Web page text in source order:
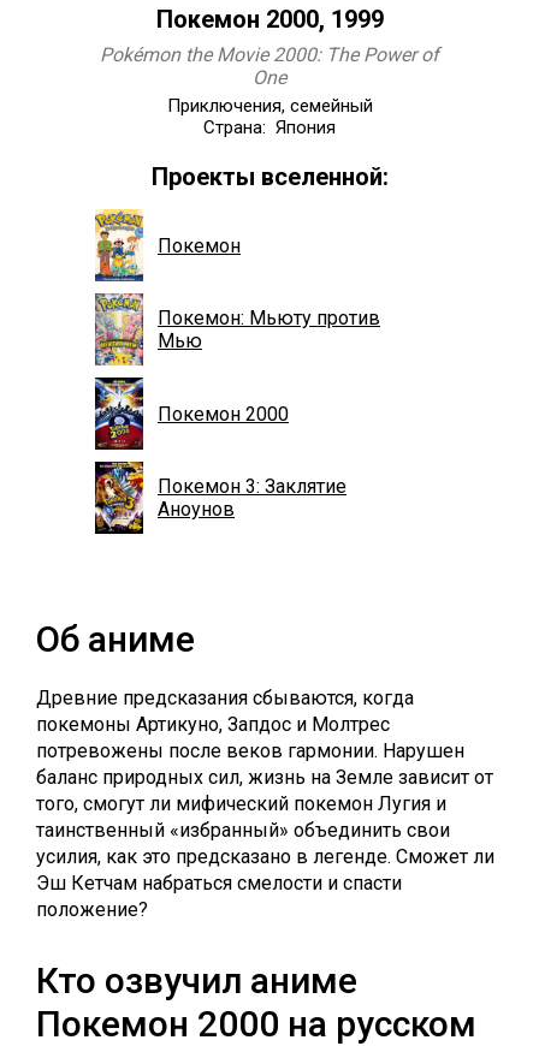
Покемон 2000, 1999
Pokémon the Movie 2000: The Power of
One
Приключения, семейный
Страна: Япония
Проекты вселенной:
Покемон
Покемон: Мьюту против
Мью
Покемон 2000
Покемон 3: Заклятие
Аноунов
Об аниме
Древние предсказания сбываются, когда
покемоны Артикуно, Запдос и Молтрес
потревожены после веков гармонии. Нарушен
баланс природных сил, жизнь на Земле зависит от
того, смогут ли мифический покемон Лугия и
таинственный «избранный» объединить свои
усилия, как это предсказано в легенде. Сможет ли
Эш Кетчам набраться смелости и спасти
положение?
Кто озвучил аниме
Покемон 2000 на русском